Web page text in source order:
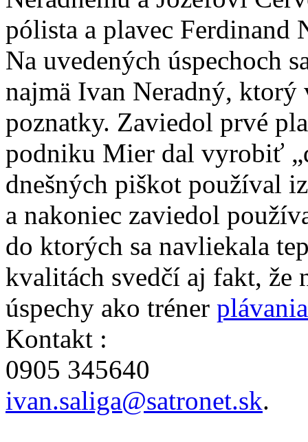
pólista a plavec Ferdinand
Na uvedených úspechoch
najmä Ivan Neradný,
poznatky. Zaviedol prvé
podniku Mier dal vyrobiť
dnešných piškot používal
a nakoniec zaviedol
do ktorých sa navliekala
kvalitách svedčí aj fakt, že
úspechy ako tréner
Kontakt :
0905 345640
ivan.saliga@satronet.sk.